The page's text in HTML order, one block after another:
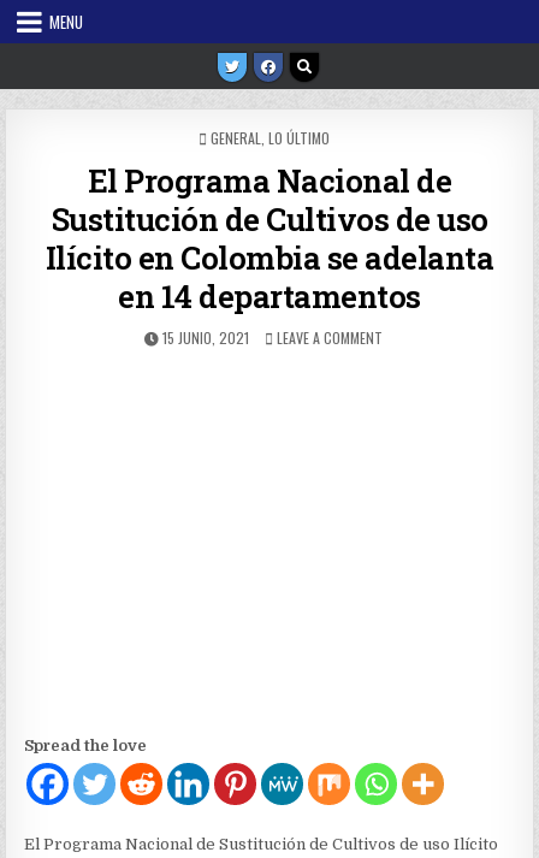
Skip
MENU
POSTED
GENERAL LO ÚLTIMO
El Programa Nacional de
Sustitución de Cultivos de uso
Ilícito en Colombia se adelanta
en 14 departamentos
PUBLISHED
15 JUNIO, 2021 LEAVE A COMMENT
Spread the love
El Programa Nacional de Sustitución de Cultivos de uso Ilícito